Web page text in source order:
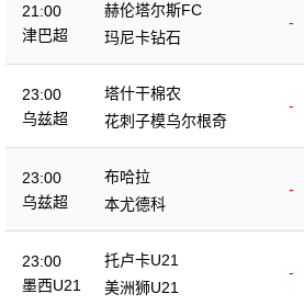
21:00
津巴超
赫伦塔尔斯FC
-
玛尼卡钻石
23:00
乌兹超
塔什干棉农
-
花刺子模乌尔根奇
23:00
乌兹超
布哈拉
-
本尤德科
23:00
墨西U21
托卢卡U21
-
美洲狮U21